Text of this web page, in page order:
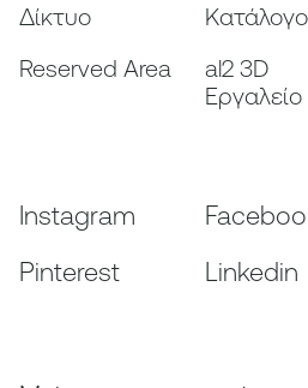
Δίκτυο
Reserved Area
al2 3D
Εργαλείο
Instagram
Pinterest
Linkedin